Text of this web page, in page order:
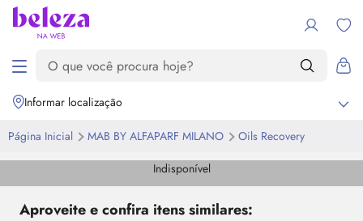
Informar localização
Página Inicial MAB BY ALFAPARF MILANO
Oils Recovery
Indisponível
Aproveite e confira itens similares: